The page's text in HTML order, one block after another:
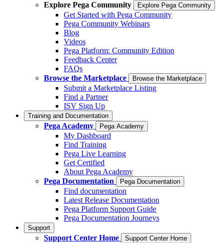
Explore Pega Community
Explore Pega Community
Get Started with Pega Community
Pega Community Webinars
Blog
Videos
Pega Platform: Community Edition
Feedback Center
FAQs
Browse the Marketplace
Browse the Marketplace
Submit a Marketplace Listing
Find a Partner
ISV Sign Up
Training and Documentation
Pega Academy Pega Academy
My Dashboard
Find Training
Pega Live Learning
Get Certified
About Pega Academy
Pega Documentation
Pega Documentation
Find documentation
Latest Release Documentation
Pega Platform Support Guide
Pega Documentation Journeys
Support
Support Center Home Support Center Home